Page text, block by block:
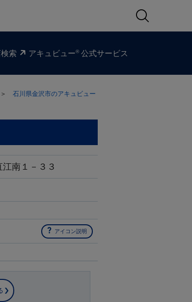
索 アキュビュー® 公式サービス
石川県金沢市のアキュビュー
南１－３３
アイコン説明